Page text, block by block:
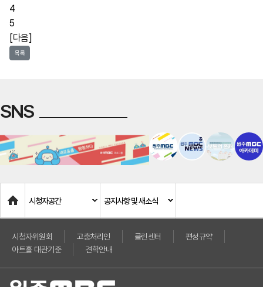
4
5
[다음]
목록
SNS
Home
시청자공간 공지사항 및 새소식
시청자위원회 고충처리인 클린센터
편성규약
아트홀 대관기준
견학안내